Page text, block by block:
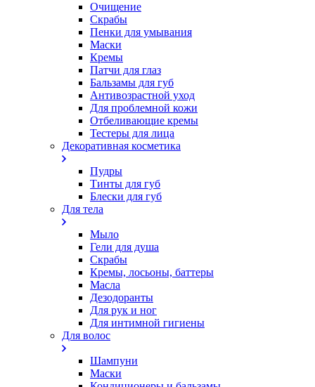
Очищение
Скрабы
Пенки для умывания
Маски
Кремы
Патчи для глаз
Бальзамы для губ
Антивозрастной уход
Для проблемной кожи
Oтбеливающие кремы
Тестеры для лица
Декоративная косметика
Пудры
Тинты для губ
Блески для губ
Для тела
Мыло
Гели для душа
Скрабы
Кремы, лосьоны, баттеры
Масла
Дезодоранты
Для рук и ног
Для интимной гигиены
Для волос
Шампуни
Маски